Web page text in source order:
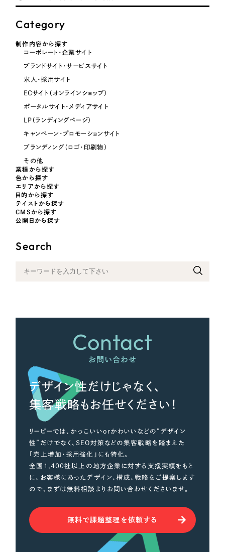
オレンジ・橙色
イエロー・黄色
グリーン・緑色
ブルー・青色
パープル・紫色
ピンク・桃色
カラフル・多色
その他
Category
制作内容から探す
コーポレート・企業サイト
ブランドサイト・サービスサイト
求人・採用サイト
ECサイト（オンラインショップ）
ポータルサイト・メディアサイト
LP（ランディングページ）
キャンペーン・プロモーションサイト
ブランディング（ロゴ・印刷物）
その他
業種から探す
色から探す
エリアから探す
目的から探す
テイストから探す
CMSから探す
公開日から探す
Search
Contact
お問い合わせ
デザイン性だけじゃなく、
集客戦略もお任せください！
リーピーでは、かっこいいorかわいいなどの“デザイン
性”だけでなく、SEO対策などの集客戦略を踏まえた
「売上増加・採用強化」にも特化。
全国1,400社以上の地方企業に対する支援実績をもと
に、お客様にあったデザイン、構成、戦略をご提案します
ので、まずは無料相談よりお問い合わせくださいませ。
無料で課題整理を依頼する